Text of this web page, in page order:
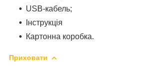
USB-кабель;
Інструкція
Картонна коробка.
Приховати